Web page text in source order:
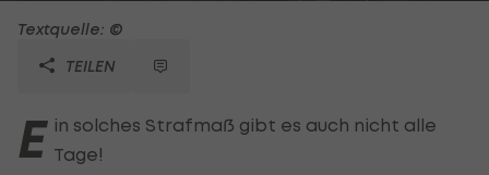
Textquelle: ©
TEILEN
E in solches Strafmaß gibt es auch nicht alle
Tage!